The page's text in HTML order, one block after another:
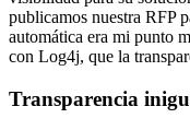
publicamos nuestra RFP
automática era mi punto
con Log4j, que la
Transparencia